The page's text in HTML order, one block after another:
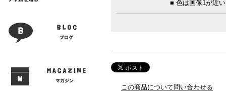
■ 色は画像1が近
この商品について問い合わせる